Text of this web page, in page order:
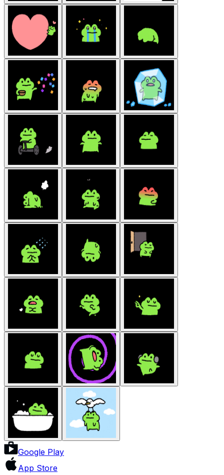
Google Play
App Store